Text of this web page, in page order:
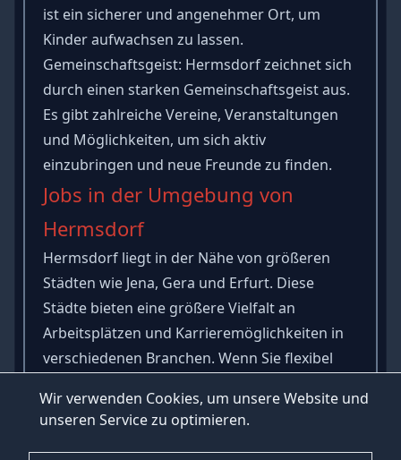
Wir verwenden Cookies, um unsere Website und
unseren Service zu optimieren.
ist ein sicherer und angenehmer Ort, um
Kinder aufwachsen zu lassen.
Gemeinschaftsgeist: Hermsdorf zeichnet sich
durch einen starken Gemeinschaftsgeist aus.
Es gibt zahlreiche Vereine, Veranstaltungen
und Möglichkeiten, um sich aktiv
einzubringen und neue Freunde zu finden.
Jobs in der Umgebung von
Hermsdorf
Hermsdorf liegt in der Nähe von größeren
Städten wie Jena, Gera und Erfurt. Diese
Städte bieten eine größere Vielfalt an
Arbeitsplätzen und Karrieremöglichkeiten in
verschiedenen Branchen. Wenn Sie flexibel
pendeln, eröffnen sich noch mehr